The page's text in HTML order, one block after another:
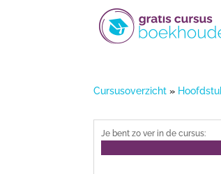
Cursusoverzicht »
Je bent zo ver in de cursus: